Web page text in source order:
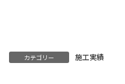
カテゴリー 施工実績